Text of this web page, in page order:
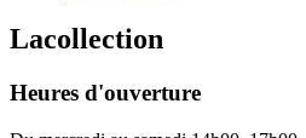
Lacollection
Heures d'ouverture